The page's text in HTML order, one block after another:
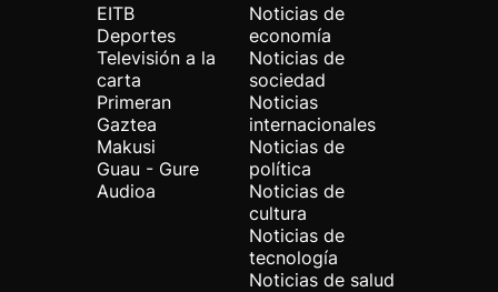
EITB
Deportes
Televisión a la
carta
Primeran
Gaztea
Makusi
Guau - Gure
Audioa
Noticias de
economía
Noticias de
sociedad
Noticias
internacionales
Noticias de
política
Noticias de
cultura
Noticias de
tecnología
Noticias de salud